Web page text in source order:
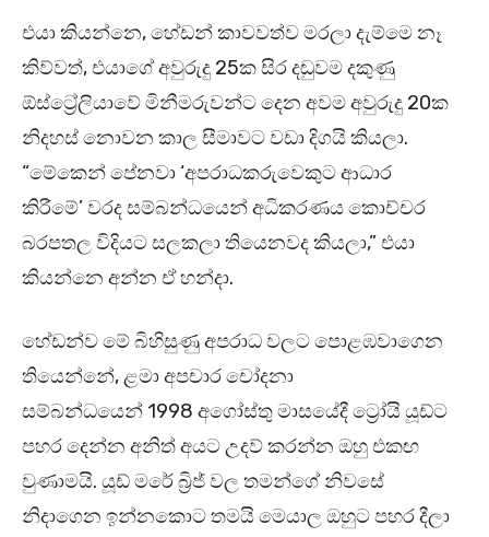
එයා කියන්නෙ, හේඩන් කාවවත්ව මරලා දැම්මෙ නෑ
කිව්වත්, එයාගේ අවුරුදු 25ක සිර දඬුවම දකුණු
ඕස්ට්‍රේලියාවේ මිනීමරුවන්ට දෙන අවම අවුරුදු 20ක
නිදහස් නොවන කාල සීමාවට වඩා දිගයි කියලා.
“මේකෙන් පේනවා ‘අපරාධකරුවෙකුට ආධාර
කිරීමේ’ වරද සම්බන්ධයෙන් අධිකරණය කොච්චර
බරපතල විදියට සලකලා තියෙනවද කියලා,” එයා
කියන්නෙ අන්න ඒ හන්දා.
හේඩන්ව මේ බිහිසුණු අපරාධ වලට පොළඹවාගෙන
තියෙන්නේ, ළමා අපචාර චෝදනා
සම්බන්ධයෙන් 1998 අගෝස්තු මාසයේදී ට්‍රෝයි යූඩ්ට
පහර දෙන්න අනිත් අයට උදව් කරන්න ඔහු එකඟ
වුණාමයි. යූඩ් මරේ බ්‍රිජ් වල තමන්ගේ නිවසේ
නිදාගෙන ඉන්නකොට තමයි මෙයාල ඔහුට පහර දීලා